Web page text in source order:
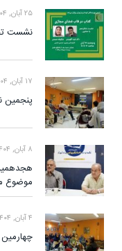
۲۵ آبان, ۱۴۰۴
نشست
۱۷ آبان, ۱۴۰۴
پنجمین
۸ آبان, ۱۴۰۴
موضوع
۴ آبان, ۱۴۰۴